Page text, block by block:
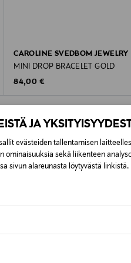
JA
evästeiden tallentamisen
ominaisuuksia sekä liikenteen
sivun alareunasta löytyvästä linkistä.
CAROLINE SVEDBOM JEWELRY
MINI DROP BRACELET GOLD
Original Price
84,00 €